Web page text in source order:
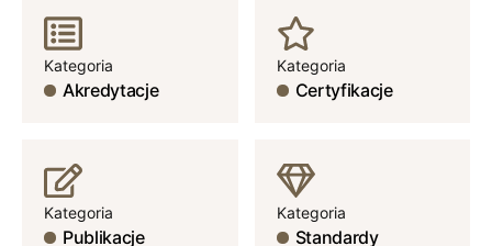
Kategoria
Akredytacje
Kategoria
Certyfikacje
Kategoria
Publikacje
Kategoria
Standardy